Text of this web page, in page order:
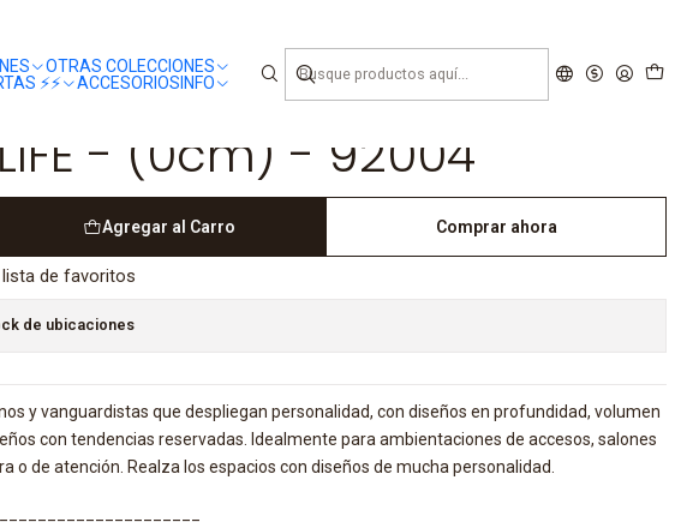
OTRAS COLECCIONES
⚡️⚡️ ACCESORIOSINFO
- (0cm) - 92004
Agregar al Carro Comprar ahora
de favoritos
de ubicaciones
y vanguardistas que despliegan personalidad, con diseños en profundidad, volumen
con tendencias reservadas. Idealmente para ambientaciones de accesos, salones
o de atención. Realza los espacios con diseños de mucha personalidad.